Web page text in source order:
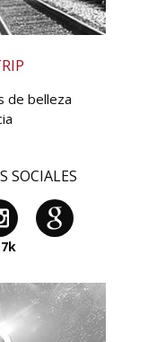
de belleza
SOCIALES